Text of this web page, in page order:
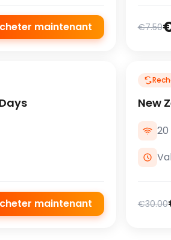
maintenant €7.50
maintenant
New
20
€30.00